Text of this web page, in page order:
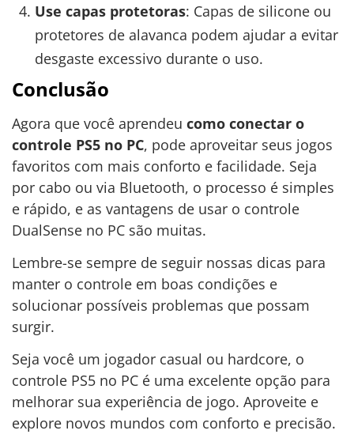
Use capas protetoras: Capas de silicone ou
protetores de alavanca podem ajudar a evitar
desgaste excessivo durante o uso.
Conclusão
Agora que você aprendeu como conectar o
controle PS5 no PC, pode aproveitar seus jogos
favoritos com mais conforto e facilidade. Seja
por cabo ou via Bluetooth, o processo é simples
e rápido, e as vantagens de usar o controle
DualSense no PC são muitas.
Lembre-se sempre de seguir nossas dicas para
manter o controle em boas condições e
solucionar possíveis problemas que possam
surgir.
Seja você um jogador casual ou hardcore, o
controle PS5 no PC é uma excelente opção para
melhorar sua experiência de jogo. Aproveite e
explore novos mundos com conforto e precisão.